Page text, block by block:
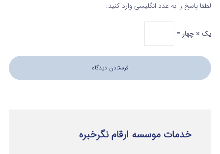
لطفا پاسخ را به عدد انگلیسی وارد کنید:
یک × چهار =
خدمات موسسه ارقام نگرخبره